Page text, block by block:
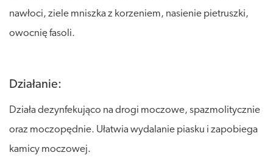
nawłoci, ziele mniszka z korzeniem, nasienie pietruszki,
owocnię fasoli.
Działanie:
Działa dezynfekująco na drogi moczowe, spazmolitycznie
oraz moczopędnie. Ułatwia wydalanie piasku i zapobiega
kamicy moczowej.